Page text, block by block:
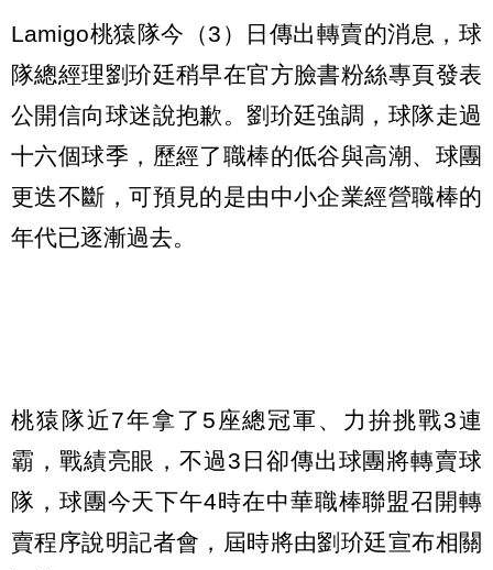
Lamigo桃猿隊今（3）日傳出轉賣的消息，球
隊總經理劉玠廷稍早在官方臉書粉絲專頁發表
公開信向球迷說抱歉。劉玠廷強調，球隊走過
十六個球季，歷經了職棒的低谷與高潮、球團
更迭不斷，可預見的是由中小企業經營職棒的
年代已逐漸過去。
桃猿隊近7年拿了5座總冠軍、力拚挑戰3連
霸，戰績亮眼，不過3日卻傳出球團將轉賣球
隊，球團今天下午4時在中華職棒聯盟召開轉
賣程序說明記者會，屆時將由劉玠廷宣布相關